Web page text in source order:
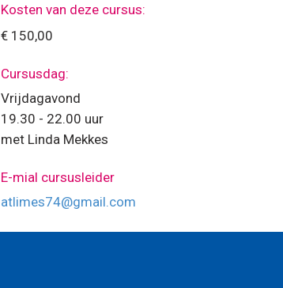
Kosten van deze cursus:
€ 150,00
Cursusdag:
Vrijdagavond
19.30 - 22.00 uur
met Linda Mekkes
E-mial cursusleider
atlimes74@gmail.com